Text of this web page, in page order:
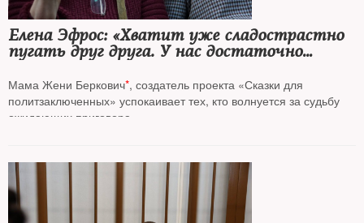
Елена Эфрос: «Хватит уже сладострастно
пугать друг друга. У нас достаточно
не тот случай»
Мама Жени Беркович*, создатель проекта «Сказки для
политзаключенных» успокаивает тех, кто волнуется за судьбу
ожидающих приговора